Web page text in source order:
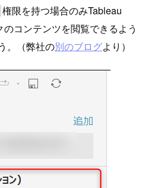
権限を持つ場合のみTableau
コンテンツを閲覧できるよう
。（弊社の別のブログより）